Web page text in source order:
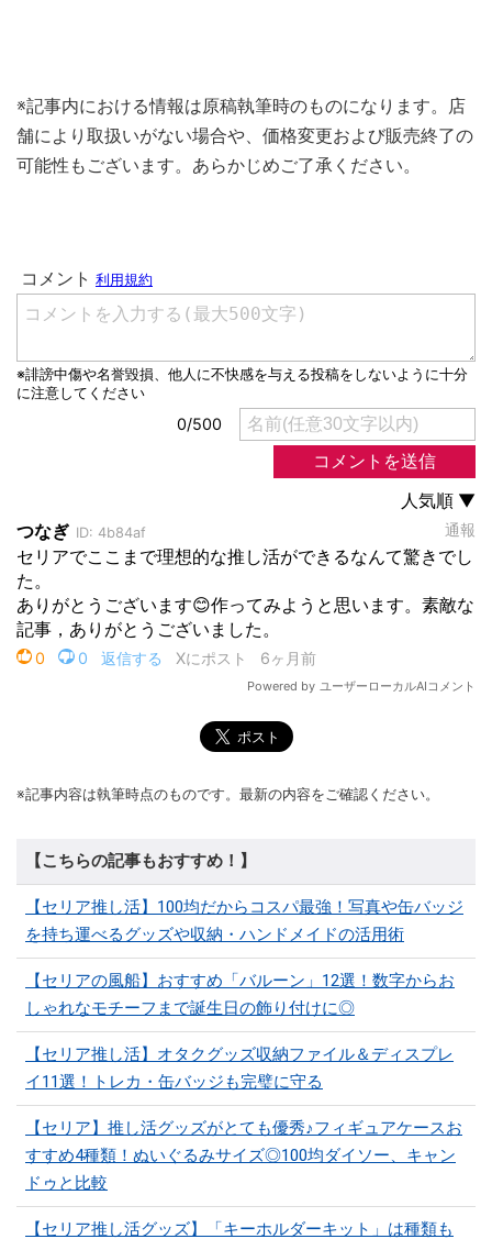
※記事内における情報は原稿執筆時のものになります。店
舗により取扱いがない場合や、価格変更および販売終了の
可能性もございます。あらかじめご了承ください。
※記事内容は執筆時点のものです。最新の内容をご確認ください。
【こちらの記事もおすすめ！】
【セリア推し活】100均だからコスパ最強！写真や缶バッジ
を持ち運べるグッズや収納・ハンドメイドの活用術
【セリアの風船】おすすめ「バルーン」12選！数字からお
しゃれなモチーフまで誕生日の飾り付けに◎
【セリア推し活】オタクグッズ収納ファイル＆ディスプレ
イ11選！トレカ・缶バッジも完璧に守る
【セリア】推し活グッズがとても優秀♪フィギュアケースお
すすめ4種類！ぬいぐるみサイズ◎100均ダイソー、キャン
ドゥと比較
【セリア推し活グッズ】「キーホルダーキット」は種類も